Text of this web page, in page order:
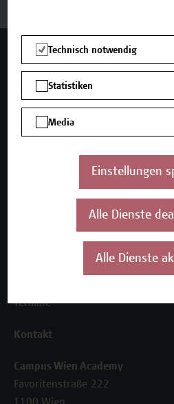
Mehr Infos gewünscht?
Unser Angebot
Inhouse-Weiterbildung
Die Campus Wien Academy
Termine
Kontakt
Campus Wien Academy
Favoritenstraße 222
Technisch notwendig
Statistiken
Media
Einstellungen
Alle Dienste
Alle Dienste